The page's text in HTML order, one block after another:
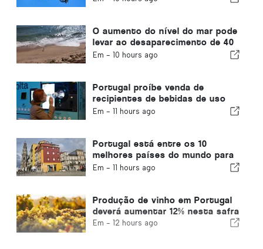
O aumento do nível do mar pode
levar ao desaparecimento de 40
por cento das praias de
Em - 10 hours ago
Portugal proíbe venda de
recipientes de bebidas de uso
único sem Volta
Em - 11 hours ago
Portugal está entre os 10
melhores países do mundo para
expatriados
Em - 11 hours ago
Produção de vinho em Portugal
deverá aumentar 12% nesta safra
Em - 12 hours ago